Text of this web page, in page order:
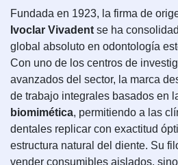
Fundada en 1923, la firma de
Ivoclar Vivadent se ha
global absoluto en odontología
Con uno de los centros de
avanzados del sector, la marca
de trabajo integrales basados en
biomimética, permitiendo a las
dentales replicar con exactitud
estructura natural del diente. Su
vender consumibles aislados,